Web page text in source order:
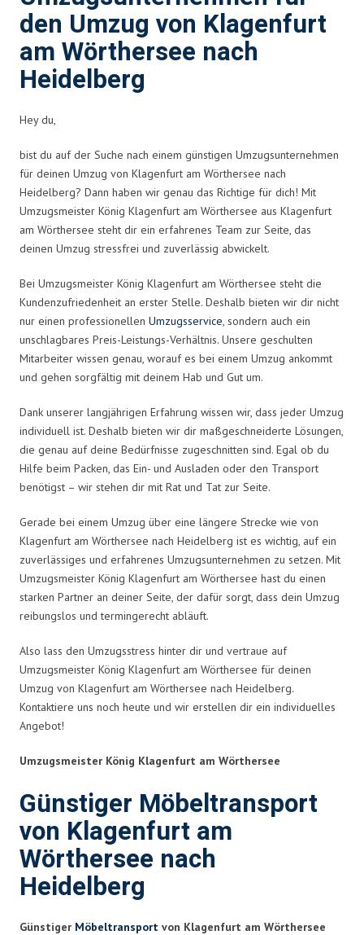
den Umzug von Klagenfurt
am Wörthersee nach
Heidelberg
Hey du,
bist du auf der Suche nach einem günstigen Umzugsunternehmen
für deinen Umzug von Klagenfurt am Wörthersee nach
Heidelberg? Dann haben wir genau das Richtige für dich! Mit
Umzugsmeister König Klagenfurt am Wörthersee aus Klagenfurt
am Wörthersee steht dir ein erfahrenes Team zur Seite, das
deinen Umzug stressfrei und zuverlässig abwickelt.
Bei Umzugsmeister König Klagenfurt am Wörthersee steht die
Kundenzufriedenheit an erster Stelle. Deshalb bieten wir dir nicht
nur einen professionellen Umzugsservice, sondern auch ein
unschlagbares Preis-Leistungs-Verhältnis. Unsere geschulten
Mitarbeiter wissen genau, worauf es bei einem Umzug ankommt
und gehen sorgfältig mit deinem Hab und Gut um.
Dank unserer langjährigen Erfahrung wissen wir, dass jeder Umzug
individuell ist. Deshalb bieten wir dir maßgeschneiderte Lösungen,
die genau auf deine Bedürfnisse zugeschnitten sind. Egal ob du
Hilfe beim Packen, das Ein- und Ausladen oder den Transport
benötigst – wir stehen dir mit Rat und Tat zur Seite.
Gerade bei einem Umzug über eine längere Strecke wie von
Klagenfurt am Wörthersee nach Heidelberg ist es wichtig, auf ein
zuverlässiges und erfahrenes Umzugsunternehmen zu setzen. Mit
Umzugsmeister König Klagenfurt am Wörthersee hast du einen
starken Partner an deiner Seite, der dafür sorgt, dass dein Umzug
reibungslos und termingerecht abläuft.
Also lass den Umzugsstress hinter dir und vertraue auf
Umzugsmeister König Klagenfurt am Wörthersee für deinen
Umzug von Klagenfurt am Wörthersee nach Heidelberg.
Kontaktiere uns noch heute und wir erstellen dir ein individuelles
Angebot!
Umzugsmeister König Klagenfurt am Wörthersee
Günstiger Möbeltransport
von Klagenfurt am
Wörthersee nach
Heidelberg
Günstiger Möbeltransport von Klagenfurt am Wörthersee